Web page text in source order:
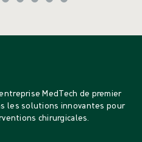
MedTech de premier
les solutions innovantes pour
chirurgicales.